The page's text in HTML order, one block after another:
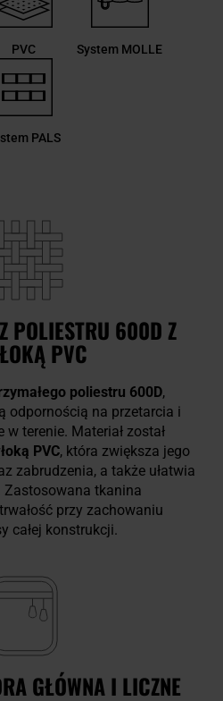
PVC System MOLLE
PALS
POLIESTRU 600D Z
PVC
poliestru 600D,
odpornością na przetarcia i
terenie. Materiał został
PVC, która zwiększa jego
zabrudzenia, a także ułatwia
tkanina
przy zachowaniu
całej konstrukcji.
GŁÓWNA I LICZNE